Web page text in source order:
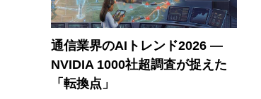
通信業界のAIトレンド2026 ―
NVIDIA 1000社超調査が捉えた
「転換点」